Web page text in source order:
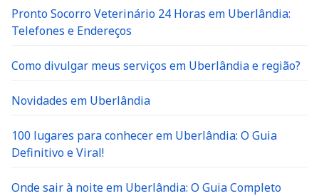
Pronto Socorro Veterinário 24 Horas em Uberlândia:
Telefones e Endereços
Como divulgar meus serviços em Uberlândia e região?
Novidades em Uberlândia
100 lugares para conhecer em Uberlândia: O Guia
Definitivo e Viral!
Onde sair à noite em Uberlândia: O Guia Completo